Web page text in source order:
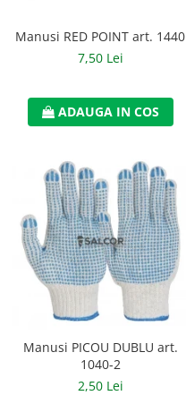
Manusi RED POINT art. 1440
7,50 Lei
ADAUGA IN COS
Manusi PICOU DUBLU art.
1040-2
2,50 Lei